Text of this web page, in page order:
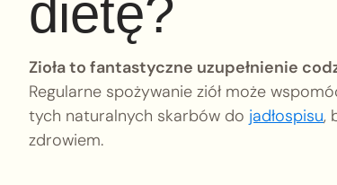
dietę?
Zioła to fantastyczne uzupełnienie
Regularne spożywanie ziół może
tych naturalnych skarbów do jadłospisu,
zdrowiem.